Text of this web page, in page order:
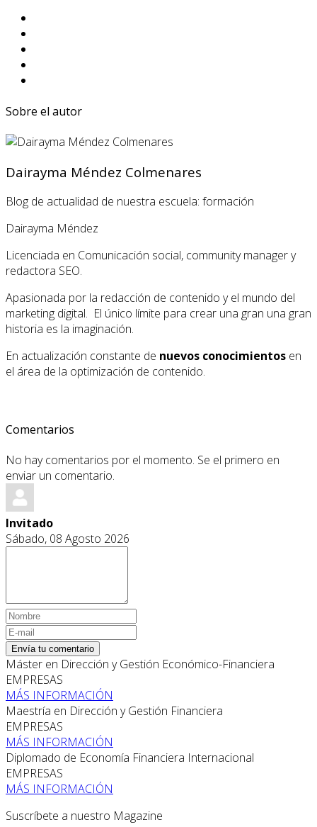
Sobre el autor
Dairayma Méndez Colmenares
Blog de actualidad de nuestra escuela: formación
Dairayma Méndez
Licenciada en Comunicación social, community manager y
redactora SEO.
Apasionada por la redacción de contenido y el mundo del
marketing digital. El único límite para crear una gran una gran
historia es la imaginación.
En actualización constante de nuevos conocimientos en
el área de la optimización de contenido.
Comentarios
No hay comentarios por el momento. Se el primero en
enviar un comentario.
Invitado
Sábado, 08 Agosto 2026
Envía tu comentario
Máster en Dirección y Gestión Económico-Financiera
EMPRESAS
MÁS INFORMACIÓN
Maestría en Dirección y Gestión Financiera
EMPRESAS
MÁS INFORMACIÓN
Diplomado de Economía Financiera Internacional
EMPRESAS
MÁS INFORMACIÓN
Suscríbete a nuestro Magazine